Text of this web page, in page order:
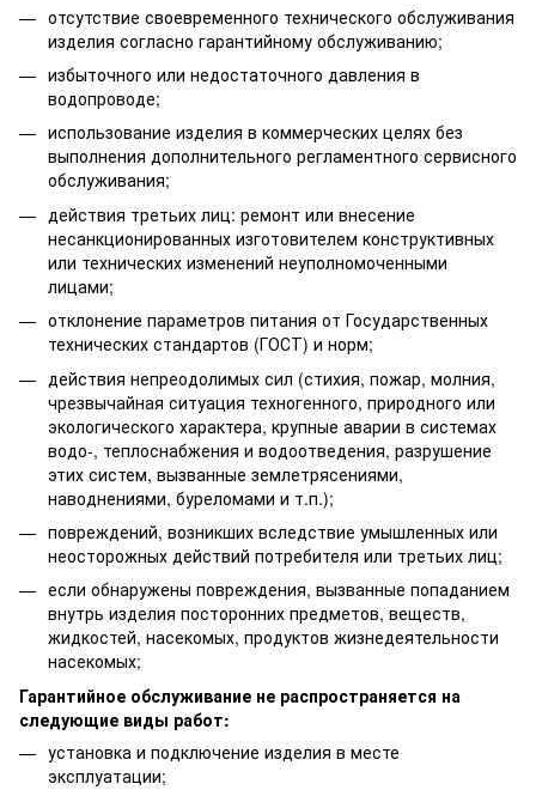
отсутствие своевременного технического обслуживания
изделия согласно гарантийному обслуживанию;
избыточного или недостаточного давления в
водопроводе;
использование изделия в коммерческих целях без
выполнения дополнительного регламентного сервисного
обслуживания;
действия третьих лиц: ремонт или внесение
несанкционированных изготовителем конструктивных
или технических изменений неуполномоченными
лицами;
отклонение параметров питания от Государственных
технических стандартов (ГОСТ) и норм;
действия непреодолимых сил (стихия, пожар, молния,
чрезвычайная ситуация техногенного, природного или
экологического характера, крупные аварии в системах
водо-, теплоснабжения и водоотведения, разрушение
этих систем, вызванные землетрясениями,
наводнениями, буреломами и т.п.);
повреждений, возникших вследствие умышленных или
неосторожных действий потребителя или третьих лиц;
если обнаружены повреждения, вызванные попаданием
внутрь изделия посторонних предметов, веществ,
жидкостей, насекомых, продуктов жизнедеятельности
насекомых;
Гарантийное обслуживание не распространяется на
следующие виды работ:
установка и подключение изделия в месте
эксплуатации;